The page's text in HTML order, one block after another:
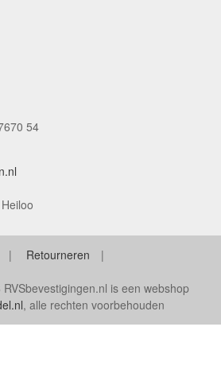
54
Retourneren
is een webshop
, alle rechten voorbehouden